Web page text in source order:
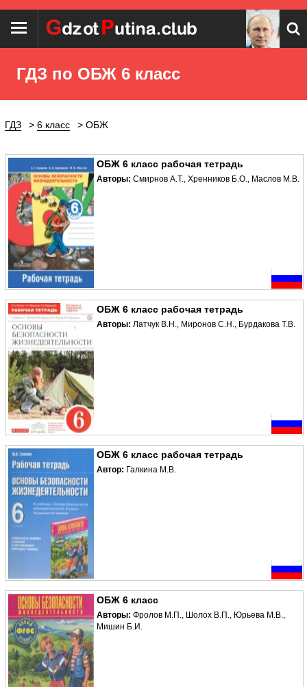
ГДЗ по ОБЖ 6 класс
ГДЗ 6 класс ОБЖ
ОБЖ 6 класс рабочая тетрадь
Авторы: Смирнов А.Т., Хренников Б.О., Маслов М.В.
ОБЖ 6 класс рабочая тетрадь
Авторы: Латчук В.Н., Миронов С.Н., Бурдакова Т.В.
ОБЖ 6 класс рабочая тетрадь
Автор: Галкина М.В.
ОБЖ 6 класс
Авторы: Фролов М.П., Шолох В.П., Юрьева М.В.,
Мишин Б.И.